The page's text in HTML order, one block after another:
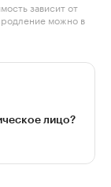
зависит от
можно в
лицо?